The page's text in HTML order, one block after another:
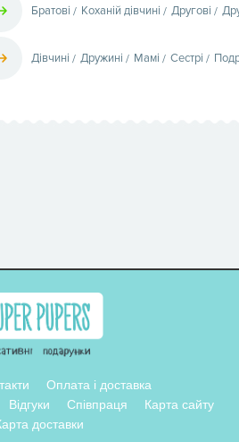
Братові Коханій дівчині Другові
Дівчині Дружині Мамі Сестрі
Оплата і доставка
Відгуки Співпраця
Карта сайту
доставки